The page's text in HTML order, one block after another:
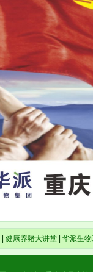
健康养猪大讲堂 华派生物